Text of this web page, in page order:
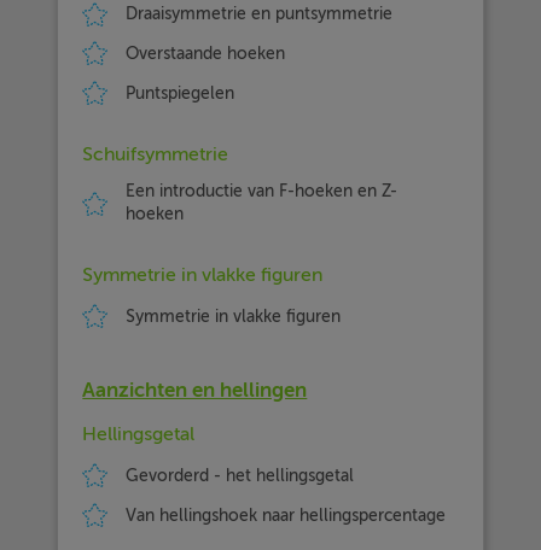
Draaisymmetrie en puntsymmetrie
Overstaande hoeken
Puntspiegelen
Schuifsymmetrie
Een introductie van F-hoeken en Z-
hoeken
Symmetrie in vlakke figuren
Symmetrie in vlakke figuren
Aanzichten en hellingen
Hellingsgetal
Gevorderd - het hellingsgetal
Van hellingshoek naar hellingspercentage